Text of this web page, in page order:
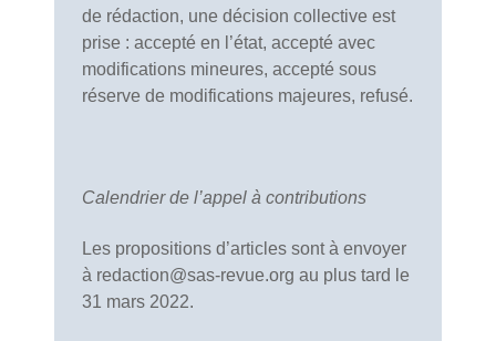
de rédaction, une décision collective est
prise : accepté en l’état, accepté avec
modifications mineures, accepté sous
réserve de modifications majeures, refusé.
Calendrier de l’appel à contributions
Les propositions d’articles sont à envoyer
à redaction@sas-revue.org au plus tard le
31 mars 2022.